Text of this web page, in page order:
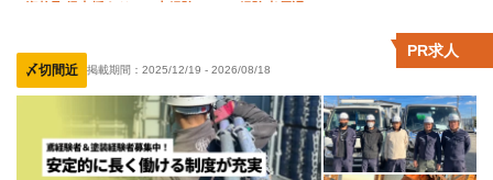
年末年始休暇 直帰・直行OK 土日休み
〆切間近 掲載期間： 2025/12/19 - 2026/08/18
PR求人